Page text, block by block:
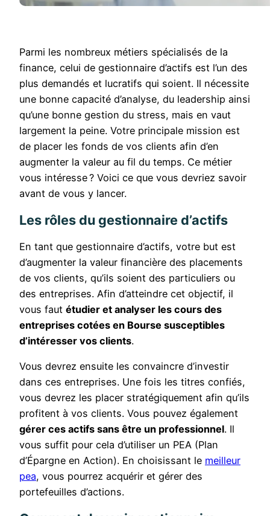
Parmi les nombreux métiers spécialisés de la
finance, celui de gestionnaire d’actifs est l’un des
plus demandés et lucratifs qui soient. Il nécessite
une bonne capacité d’analyse, du leadership ainsi
qu’une bonne gestion du stress, mais en vaut
largement la peine. Votre principale mission est
de placer les fonds de vos clients afin d’en
augmenter la valeur au fil du temps. Ce métier
vous intéresse ? Voici ce que vous devriez savoir
avant de vous y lancer.
Les rôles du gestionnaire d’actifs
En tant que gestionnaire d’actifs, votre but est
d’augmenter la valeur financière des placements
de vos clients, qu’ils soient des particuliers ou
des entreprises. Afin d’atteindre cet objectif, il
vous faut étudier et analyser les cours des
entreprises cotées en Bourse susceptibles
d’intéresser vos clients.
Vous devrez ensuite les convaincre d’investir
dans ces entreprises. Une fois les titres confiés,
vous devrez les placer stratégiquement afin qu’ils
profitent à vos clients. Vous pouvez également
gérer ces actifs sans être un professionnel. Il
vous suffit pour cela d’utiliser un PEA (Plan
d’Épargne en Action). En choisissant le meilleur
pea, vous pourrez acquérir et gérer des
portefeuilles d’actions.